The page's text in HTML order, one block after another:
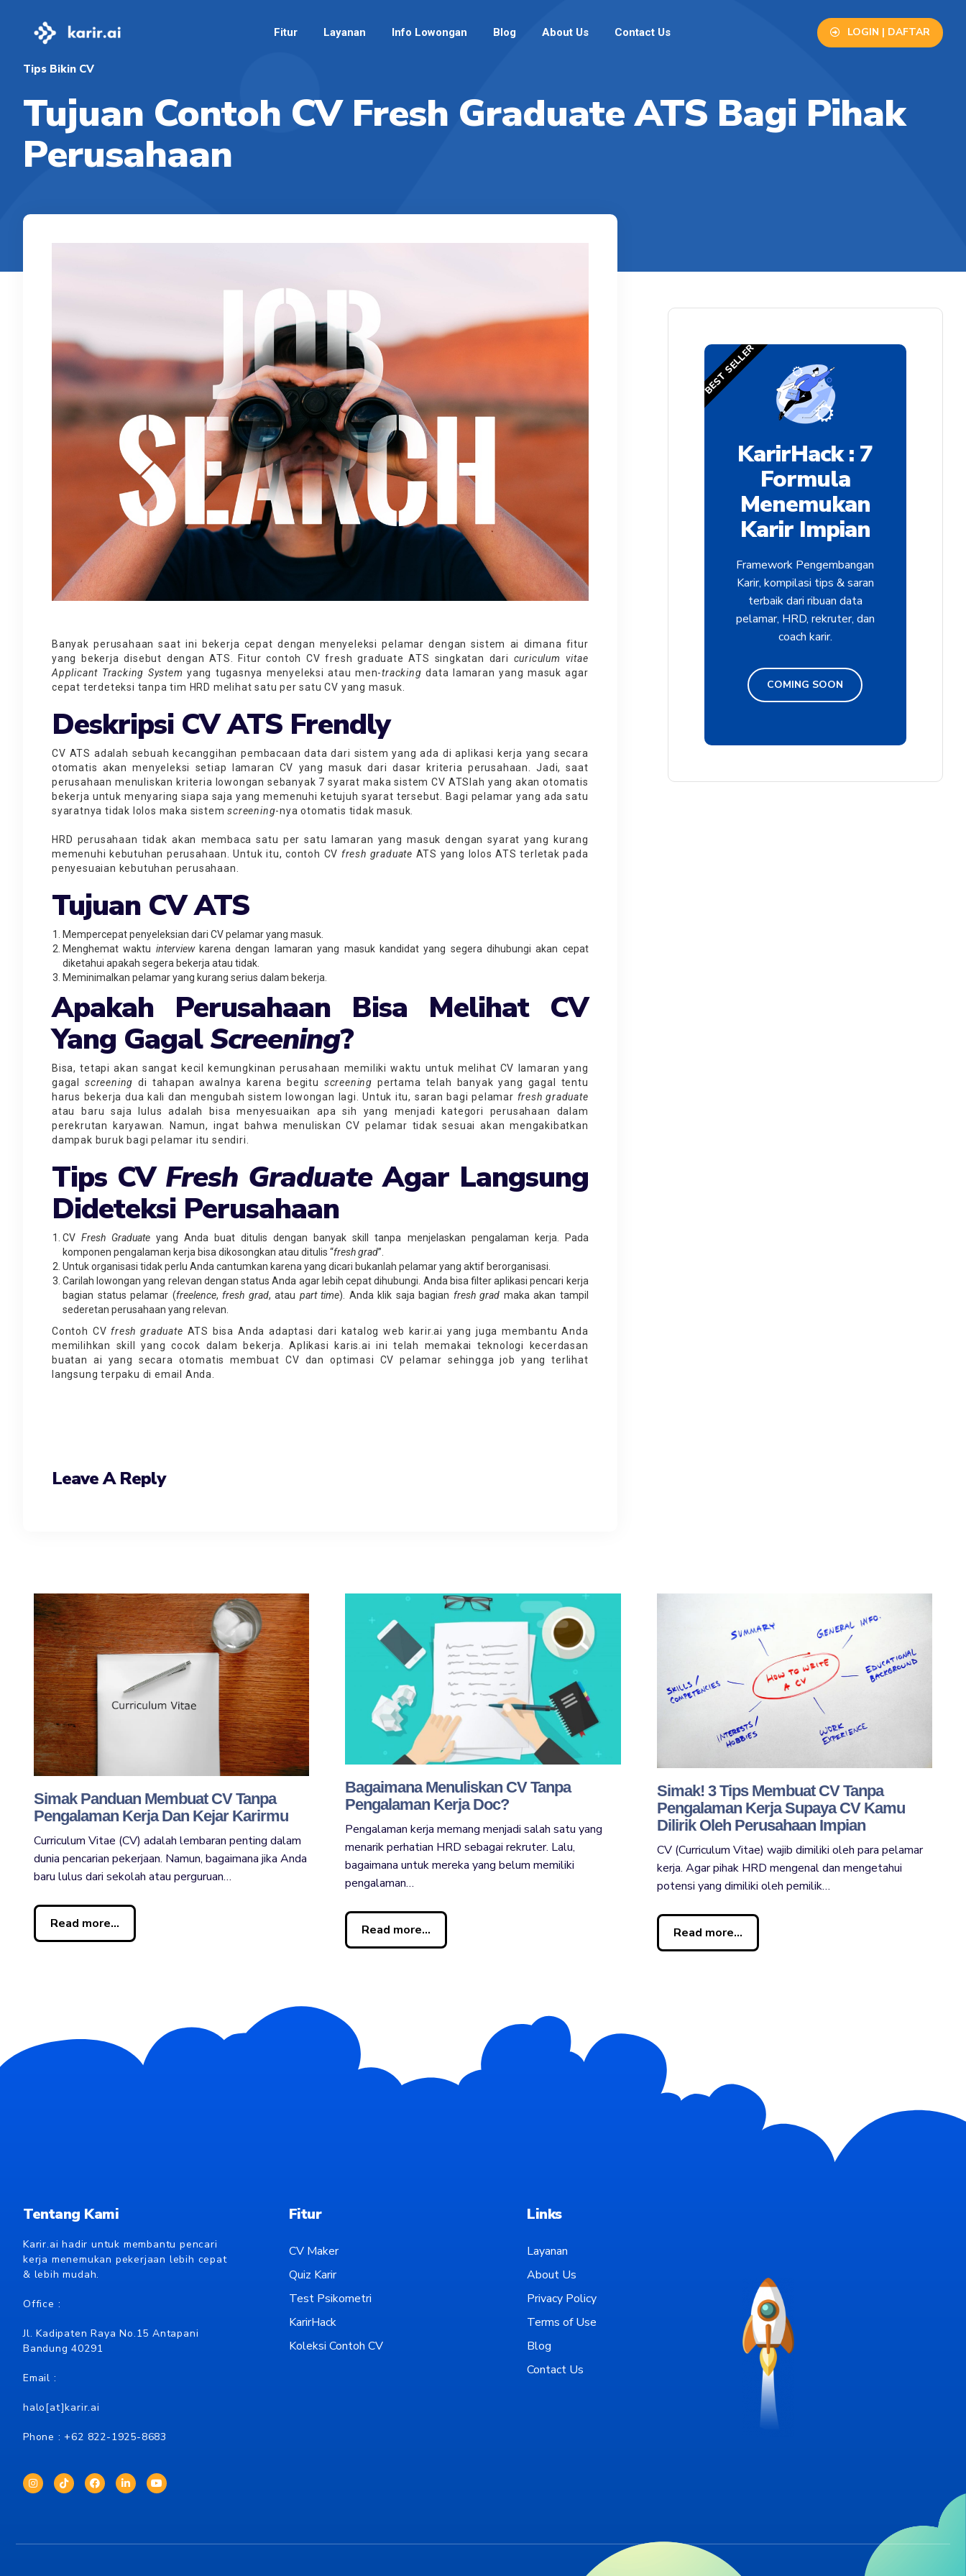
Fitur Layanan Info Lowongan Blog About Us Contact Us LOGIN | DAFTAR
Tips Bikin CV
Tujuan Contoh CV Fresh Graduate ATS Bagi Pihak
Perusahaan
Banyak perusahaan saat ini bekerja cepat dengan menyeleksi pelamar dengan sistem ai dimana fitur
yang bekerja disebut dengan ATS. Fitur contoh CV fresh graduate ATS singkatan dari curiculum vitae
Applicant Tracking System yang tugasnya menyeleksi atau men-tracking data lamaran yang masuk agar
cepat terdeteksi tanpa tim HRD melihat satu per satu CV yang masuk.
Deskripsi CV ATS Frendly
CV ATS adalah sebuah kecanggihan pembacaan data dari sistem yang ada di aplikasi kerja yang secara
otomatis akan menyeleksi setiap lamaran CV yang masuk dari dasar kriteria perusahaan. Jadi, saat
perusahaan menuliskan kriteria lowongan sebanyak 7 syarat maka sistem CV ATSlah yang akan otomatis
bekerja untuk menyaring siapa saja yang memenuhi ketujuh syarat tersebut. Bagi pelamar yang ada satu
syaratnya tidak lolos maka sistemscreening-nya otomatis tidak masuk.
HRD perusahaan tidak akan membaca satu per satu lamaran yang masuk dengan syarat yang kurang
memenuhi kebutuhan perusahaan. Untuk itu, contoh CV fresh graduate ATS yang lolos ATS terletak pada
penyesuaian kebutuhan perusahaan.
Tujuan CV ATS
Mempercepat penyeleksian dari CV pelamar yang masuk.
Menghemat waktu interviewkarena dengan lamaran yang masuk kandidat yang segera dihubungi akan cepat
diketahui apakah segera bekerja atau tidak.
Meminimalkan pelamar yang kurang serius dalam bekerja.
Apakah Perusahaan Bisa Melihat CV
Yang GagalScreening?
Bisa, tetapi akan sangat kecil kemungkinan perusahaan memiliki waktu untuk melihat CV lamaran yang
gagalscreening di tahapan awalnya karena begitu screening pertama telah banyak yang gagal tentu
harus bekerja dua kali dan mengubah sistem lowongan lagi. Untuk itu, saran bagi pelamar fresh graduate
atau baru saja lulus adalah bisa menyesuaikan apa sih yang menjadi kategori perusahaan dalam
perekrutan karyawan. Namun, ingat bahwa menuliskan CV pelamar tidak sesuai akan mengakibatkan
dampak buruk bagi pelamar itu sendiri.
Tips CV FresH GraduateAgar Langsung
Dideteksi Perusahaan
CVFresh Graduate yang Anda buat ditulis dengan banyak skill tanpa menjelaskan pengalaman kerja. Pada
komponen pengalaman kerja bisa dikosongkan atau ditulis “freshgrad”.
Untuk organisasi tidak perlu Anda cantumkan karena yang dicari bukanlah pelamar yang aktif berorganisasi.
Carilah lowongan yang relevan dengan status Anda agar lebih cepat dihubungi. Anda bisa filter aplikasi pencari kerja
bagian status pelamar (freelence, fresh grad, atau part time). Anda klik saja bagian freshgrad maka akan tampil
sederetan perusahaan yang relevan.
Contoh CV fresh graduate ATS bisa Anda adaptasi dari katalog web karir.ai yang juga membantu Anda
memilihkan skill yang cocok dalam bekerja. Aplikasi karis.ai ini telah memakai teknologi kecerdasan
buatan ai yang secara otomatis membuat CV dan optimasi CV pelamar sehingga job yang terlihat
langsung terpaku di email Anda.
Leave A Reply
KarirHack : 7
Formula
Menemukan
Karir Impian
Framework Pengembangan
Karir, kompilasi tips & saran
terbaik dari ribuan data
pelamar, HRD, rekruter, dan
coach karir.
COMING SOON
BEST SELLER
Simak Panduan Membuat CV Tanpa
Pengalaman Kerja Dan Kejar Karirmu
Curriculum Vitae (CV) adalah lembaran penting dalam
dunia pencarian pekerjaan. Namun, bagaimana jika Anda
baru lulus dari sekolah atau perguruan…
Read more...
Bagaimana Menuliskan CV Tanpa
Pengalaman Kerja Doc?
Pengalaman kerja memang menjadi salah satu yang
menarik perhatian HRD sebagai rekruter. Lalu,
bagaimana untuk mereka yang belum memiliki
pengalaman…
Read more...
Simak! 3 Tips Membuat CV Tanpa
Pengalaman Kerja Supaya CV Kamu
Dilirik Oleh Perusahaan Impian
CV (Curriculum Vitae) wajib dimiliki oleh para pelamar
kerja. Agar pihak HRD mengenal dan mengetahui
potensi yang dimiliki oleh pemilik…
Read more...
Tentang Kami
Karir.ai hadir untuk membantu pencari
kerja menemukan pekerjaan lebih cepat
& lebih mudah.
Office :
Jl. Kadipaten Raya No.15 Antapani
Bandung 40291
Email :
halo[at]karir.ai
Phone : +62 822-1925-8683
Fitur
CV Maker
Quiz Karir
Test Psikometri
KarirHack
Koleksi Contoh CV
Links
Layanan
About Us
Privacy Policy
Terms of Use
Blog
Contact Us